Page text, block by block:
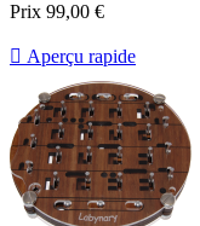
Prix 99,00 €
 Aperçu rapide